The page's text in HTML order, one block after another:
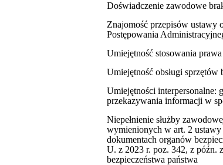
Doświadczenie zawodowe
Znajomość przepisów ustawy
Postępowania
Umiejętność stosowania
Umiejętność obsługi
Umiejętności interpersonalne:
przekazywania informacji w
Niepełnienie służby
wymienionych w art. 2
dokumentach organów
U. z 2023 r. poz. 342, z późn.
bezpieczeństwa państwa